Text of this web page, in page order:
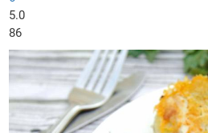
5.0
86